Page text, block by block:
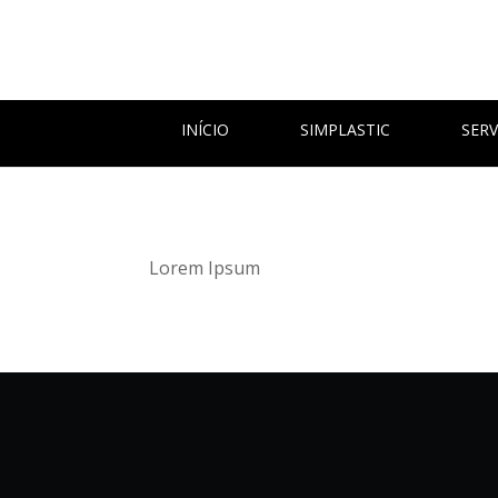
INÍCIO SIMPLASTIC
Lorem Ipsum